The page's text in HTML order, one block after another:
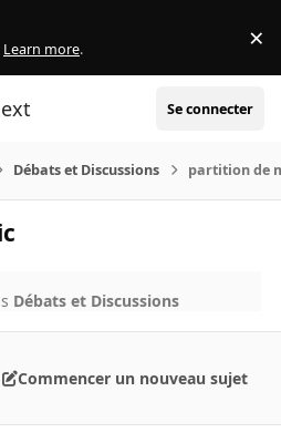
Learn more. ×
Se connecter
Débats et Discussions partition de
Débats et Discussions
Commencer un nouveau sujet